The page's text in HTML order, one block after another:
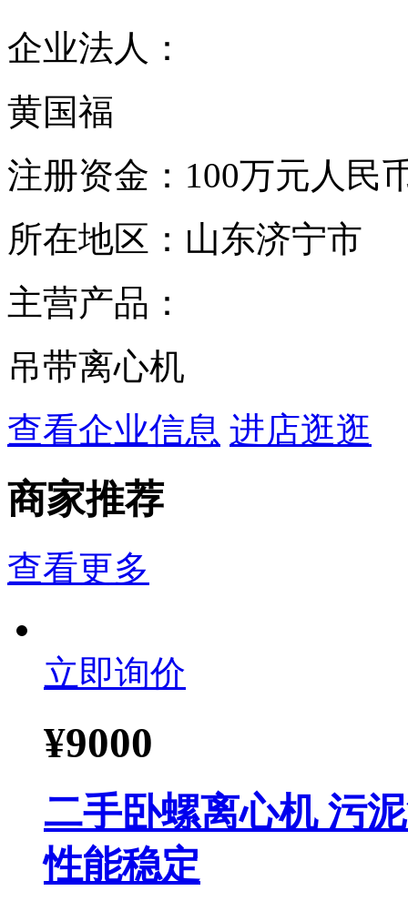
企业法人：
黄国福
注册资金： 100万元人民
所在地区： 山东济宁市
主营产品：
吊带离心机
查看企业信息 进店逛逛
商家推荐
查看更多
立即询价
¥9000
二手卧螺离心机 污
性能稳定